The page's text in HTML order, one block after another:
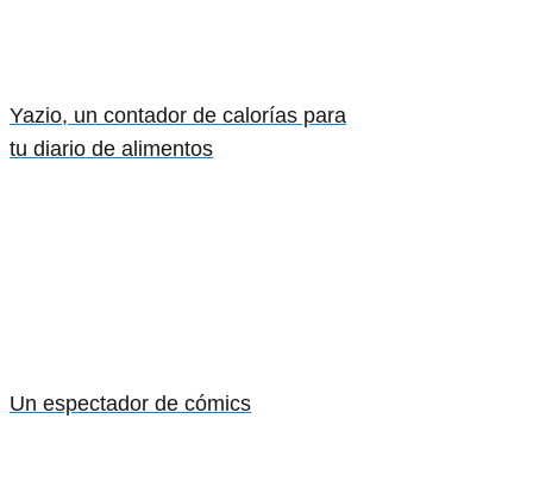
Yazio, un contador de calorías para
tu diario de alimentos
Un espectador de cómics